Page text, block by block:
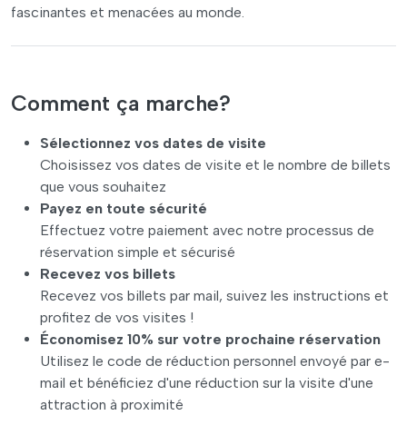
fascinantes et menacées au monde.
Comment ça marche?
Sélectionnez vos dates de visite
Choisissez vos dates de visite et le nombre de billets
que vous souhaitez
Payez en toute sécurité
Effectuez votre paiement avec notre processus de
réservation simple et sécurisé
Recevez vos billets
Recevez vos billets par mail, suivez les instructions et
profitez de vos visites !
Économisez 10% sur votre prochaine réservation
Utilisez le code de réduction personnel envoyé par e-
mail et bénéficiez d'une réduction sur la visite d'une
attraction à proximité